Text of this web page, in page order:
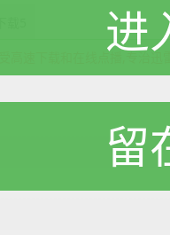
高速下载和在线点播,专治迅
进
留